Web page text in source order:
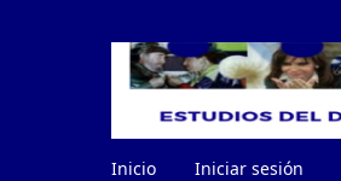
Inicio Iniciar sesión